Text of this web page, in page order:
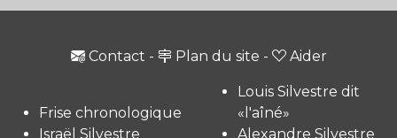
Contact - Plan du site - Aider
Frise chronologique
Israël Silvestre
Louis Silvestre dit
«l'aîné»
Alexandre Silvestre